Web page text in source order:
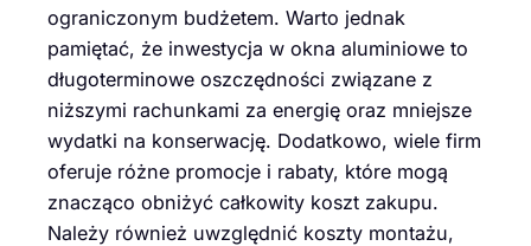
ograniczonym budżetem. Warto jednak
pamiętać, że inwestycja w okna aluminiowe to
długoterminowe oszczędności związane z
niższymi rachunkami za energię oraz mniejsze
wydatki na konserwację. Dodatkowo, wiele firm
oferuje różne promocje i rabaty, które mogą
znacząco obniżyć całkowity koszt zakupu.
Należy również uwzględnić koszty montażu,